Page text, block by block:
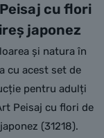
Peisaj cu flori
japonez
și natura în
cu acest set de
pentru adulți
Peisaj cu flori de
(31218).